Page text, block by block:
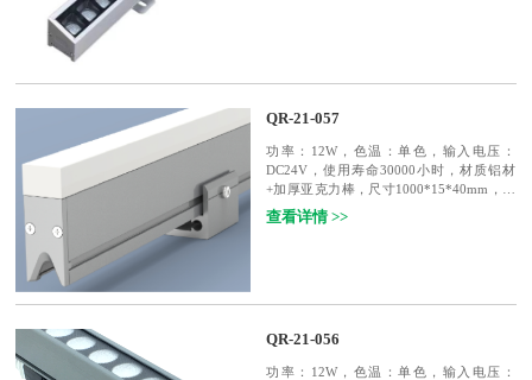
QR-21-057
功率：12W，色温：单色，输入电压：
DC24V，使用寿命30000小时，材质铝材
+加厚亚克力棒，尺寸1000*15*40mm，防
护等级：IP65
查看详情 >>
QR-21-056
功率：12W，色温：单色，输入电压：